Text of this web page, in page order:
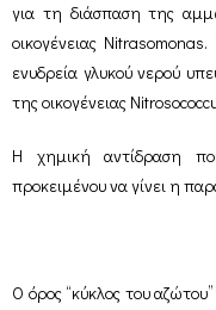
για τη διάσπαση της
οικογένειας
ενυδρεία γλυκού νερού
της οικογένειας
Η χημική αντίδραση
προκειμένου να γίνει η
Ο όρος “κύκλος του